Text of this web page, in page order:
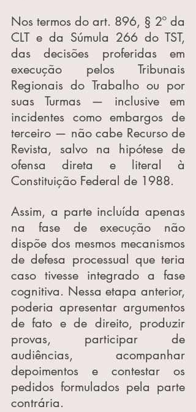
Nos termos do art. 896, § 2º da
CLT e da Súmula 266 do TST,
das decisões proferidas em
execução pelos Tribunais
Regionais do Trabalho ou por
suas Turmas — inclusive em
incidentes como embargos de
terceiro — não cabe Recurso de
Revista, salvo na hipótese de
ofensa direta e literal à
Constituição Federal de 1988.
Assim, a parte incluída apenas
na fase de execução não
dispõe dos mesmos mecanismos
de defesa processual que teria
caso tivesse integrado a fase
cognitiva. Nessa etapa anterior,
poderia apresentar argumentos
de fato e de direito, produzir
provas, participar de
audiências, acompanhar
depoimentos e contestar os
pedidos formulados pela parte
contrária.